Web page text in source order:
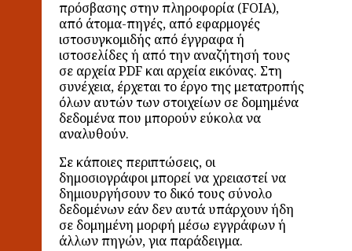
πρόσβασης στην πληροφορία (FOIA),
από άτομα-πηγές, από εφαρμογές
ιστοσυγκομιδής από έγγραφα ή
ιστοσελίδες ή από την αναζήτησή τους
σε αρχεία PDF και αρχεία εικόνας. Στη
συνέχεια, έρχεται το έργο της μετατροπής
όλων αυτών των στοιχείων σε δομημένα
δεδομένα που μπορούν εύκολα να
αναλυθούν.
Σε κάποιες περιπτώσεις, οι
δημοσιογράφοι μπορεί να χρειαστεί να
δημιουργήσουν το δικό τους σύνολο
δεδομένων εάν δεν αυτά υπάρχουν ήδη
σε δομημένη μορφή μέσω εγγράφων ή
άλλων πηγών, για παράδειγμα.